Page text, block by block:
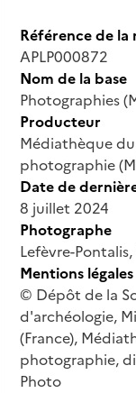
Référence de la
APLP000872
Nom de la base
Photographies
Producteur
Médiathèque
photographie
Date de
8 juillet 2024
Photographe
Lefèvre-
Mentions légales
© Dépôt de la
d'archéologie,
(France),
photographie,
Photo